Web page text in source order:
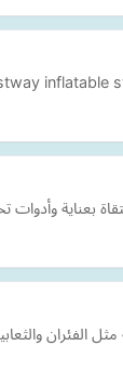
inflatable
الفئران